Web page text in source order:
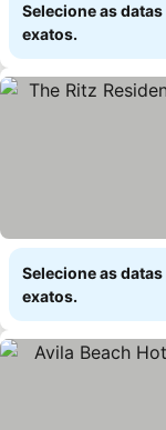
Selecione as
exatos.
Selecione as
exatos.